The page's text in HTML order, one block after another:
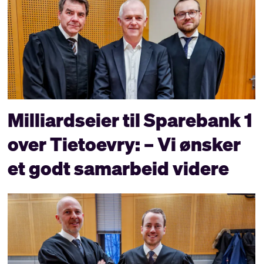
Milliardseier til Sparebank 1
over Tietoevry: – Vi ønsker
et godt samarbeid videre